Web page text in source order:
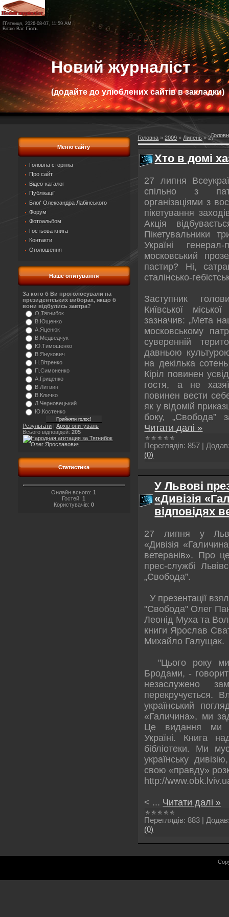
П`ятниця, 2026-08-07, 11:59 AM
Вітаю Вас Гість
Новий журналіст
(додайте до улюблених сайтів в закладки)
Меню сайту
Головна сторінка
Про сайт
Відео-каталог
Публікації
Блоґ Олександра Лабінського
Форум
Фотоальбом
Гостьова книга
Контакти
Оголошення
Наше опитування
За кого б Ви проголосували на
президентських виборах, якщо б
вони відбулись завтра?
О.Тягнибок
В.Ющенко
А.Яценюк
В.Медведчук
Ю.Тимошенко
В.Янукович
Н.Вітренко
П.Симоненко
А.Гриценко
В.Литвин
В.Кличко
Л.Черновецький
Ю.Костенко
Результати |Архів опитувань
Всього відповідей:205
Статистика
Онлайн всього:1
Гостей:1
Користувачів: 0
Головна »2009 » Липень » 27
Хто в домі
27 липня
спільно з
організаціями з
пікетування
Акція
Пікетувальники
Україні
московський
пастир? Ні,
сталінсько-
Заступник
Київської
зазначив: „Мета
московському
суверенній
давньою
на декілька
Кіріл повинен
гостя, а не
повинен вести
як у відомій
боку,
Читати далі »
Переглядів: 857 |
(0)
У Львові
«Дивізія
відповідях
27 липня у
«Дивізія
ветеранів». Про
прес-службі
„Свобода”.
У презентації
"Свобода" Олег
Леонід Муха та
книги Ярослав
Михайло Галущак.
"Цього року
Бродами, -
незаслужено
перекручується.
український
«Галичина», ми
Це видання ми
Україні. Книга
бібліотеки. Ми
українську
свою «правду»
http://
< ... Читати далі »
Переглядів: 883 |
(0)